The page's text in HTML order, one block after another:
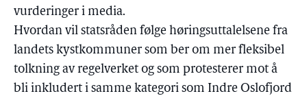
vurderinger i media.
Hvordan vil statsråden følge høringsuttalelsene fra
landets kystkommuner som ber om mer fleksibel
tolkning av regelverket og som protesterer mot å
bli inkludert i samme kategori som Indre Oslofjord